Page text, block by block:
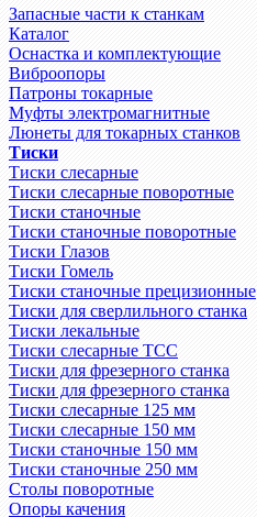
Запасные части к станкам
Каталог
Оснастка и комплектующие
Виброопоры
Патроны токарные
Муфты электромагнитные
Люнеты для токарных станков
Тиски
Тиски слесарные
Тиски слесарные поворотные
Тиски станочные
Тиски станочные поворотные
Тиски Глазов
Тиски Гомель
Тиски станочные прецизионные
Тиски для сверлильного станка
Тиски лекальные
Тиски слесарные ТСС
Тиски для фрезерного станка
Тиски для фрезерного станка
Тиски слесарные 125 мм
Тиски слесарные 150 мм
Тиски станочные 150 мм
Тиски станочные 250 мм
Столы поворотные
Опоры качения